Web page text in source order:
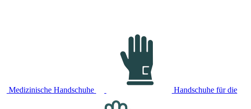
Medizinische Handschuhe Handschuhe für die